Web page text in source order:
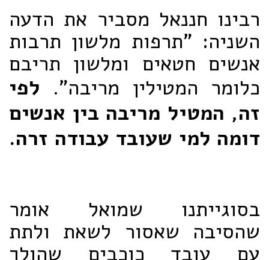
רבינו חננאל מסביר את הדעה
השניה: "תרפות מלשון תרבות
אנשים חטאים ומלשון תריבם
כלומר המטילין מריבה". לפי
זה, המטיל מריבה בין אנשים
דומה למי שעובד עבודה זרה.
בסוגייתנו שמואל אומר
שהסיבה שאסור לשאת ולתת
עם עובד כוכבים שהולך